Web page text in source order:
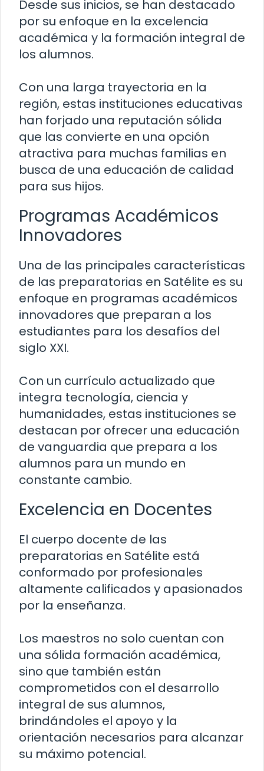
Desde sus inicios, se han destacado
por su enfoque en la excelencia
académica y la formación integral de
los alumnos.
Con una larga trayectoria en la
región, estas instituciones educativas
han forjado una reputación sólida
que las convierte en una opción
atractiva para muchas familias en
busca de una educación de calidad
para sus hijos.
Programas Académicos
Innovadores
Una de las principales características
de las preparatorias en Satélite es su
enfoque en programas académicos
innovadores que preparan a los
estudiantes para los desafíos del
siglo XXI.
Con un currículo actualizado que
integra tecnología, ciencia y
humanidades, estas instituciones se
destacan por ofrecer una educación
de vanguardia que prepara a los
alumnos para un mundo en
constante cambio.
Excelencia en Docentes
El cuerpo docente de las
preparatorias en Satélite está
conformado por profesionales
altamente calificados y apasionados
por la enseñanza.
Los maestros no solo cuentan con
una sólida formación académica,
sino que también están
comprometidos con el desarrollo
integral de sus alumnos,
brindándoles el apoyo y la
orientación necesarios para alcanzar
su máximo potencial.